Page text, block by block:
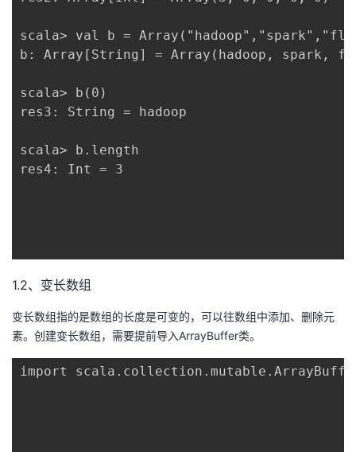
scala> val b =
b: Array[String] = Array(hadoop, spark,
scala> b(0)
res3: String = hadoop
scala> b.length
res4: Int = 3
1.2、变长数组
变长数组指的是数组的长度是可变的，可以往数组中添加、删除元
素。创建变长数组，需要提前导入ArrayBuffer类。
import